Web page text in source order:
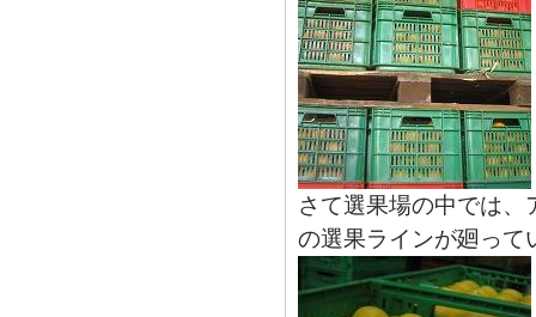
さて選果場の中では
の選果ラインが廻って